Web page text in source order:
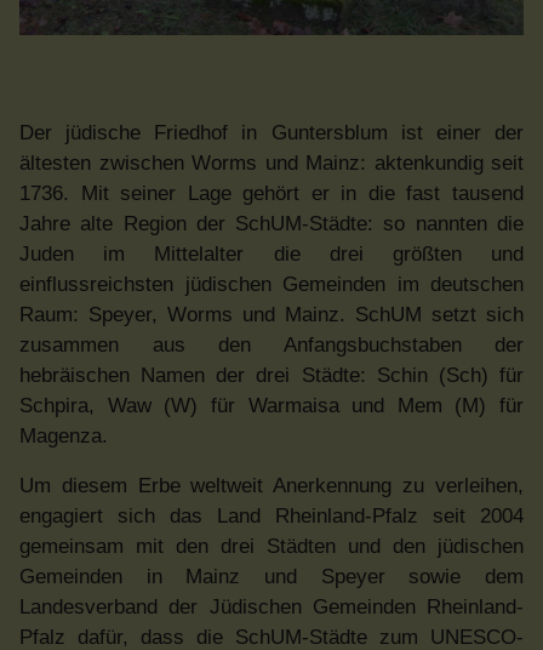
Der jüdische Friedhof in Guntersblum ist einer der
ältesten zwischen Worms und Mainz: aktenkundig seit
1736. Mit seiner Lage gehört er in die fast tausend
Jahre alte Region der SchUM-Städte: so nannten die
Juden im Mittelalter die drei größten und
einflussreichsten jüdischen Gemeinden im deutschen
Raum: Speyer, Worms und Mainz. SchUM setzt sich
zusammen aus den Anfangsbuchstaben der
hebräischen Namen der drei Städte: Schin (Sch) für
Schpira, Waw (W) für Warmaisa und Mem (M) für
Magenza.
Um diesem Erbe weltweit Anerkennung zu verleihen,
engagiert sich das Land Rheinland-Pfalz seit 2004
gemeinsam mit den drei Städten und den jüdischen
Gemeinden in Mainz und Speyer sowie dem
Landesverband der Jüdischen Gemeinden Rheinland-
Pfalz dafür, dass die SchUM-Städte zum UNESCO-